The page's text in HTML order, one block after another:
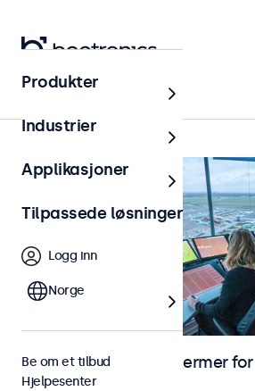
Videoovervåking
Skjermer og touchskjermer
Produkter
Industrier
Applikasjoner
Tilpassede løsninger
Logg inn
Norge
Be om et tilbud
Hjelpesenter